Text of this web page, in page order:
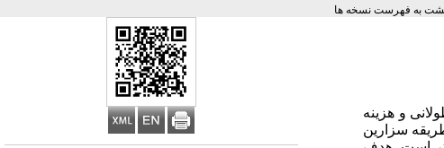
به فهرست نسخه ها
و هزینه
سزارین